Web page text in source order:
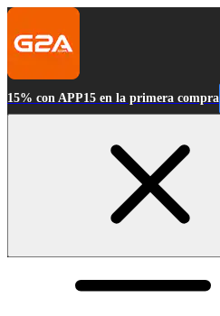
15% con APP15 en la primera compra